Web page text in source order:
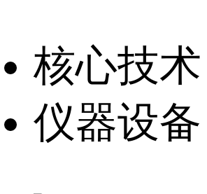
核心技术
仪器设备